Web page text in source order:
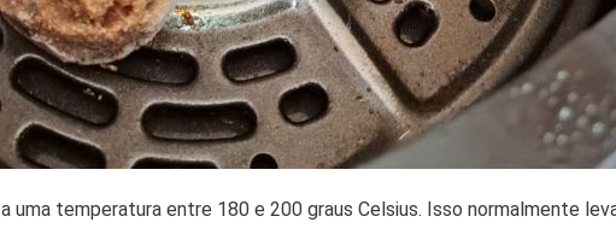
a uma temperatura entre 180 e 200 graus Celsius. Isso normalmente